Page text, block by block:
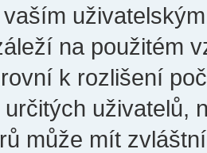
na použitém
k rozlišení
uživatelů,
může mít